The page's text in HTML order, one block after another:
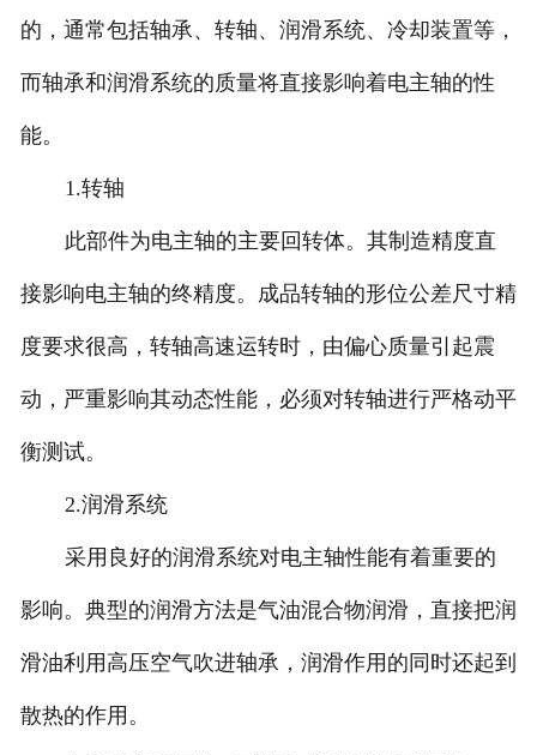
的，通常包括轴承、转轴、润滑系统、冷却装置等，
而轴承和润滑系统的质量将直接影响着电主轴的性
能。
1.转轴
此部件为电主轴的主要回转体。其制造精度直
接影响电主轴的终精度。成品转轴的形位公差尺寸精
度要求很高，转轴高速运转时，由偏心质量引起震
动，严重影响其动态性能，必须对转轴进行严格动平
衡测试。
2.润滑系统
采用良好的润滑系统对电主轴性能有着重要的
影响。典型的润滑方法是气油混合物润滑，直接把润
滑油利用高压空气吹进轴承，润滑作用的同时还起到
散热的作用。